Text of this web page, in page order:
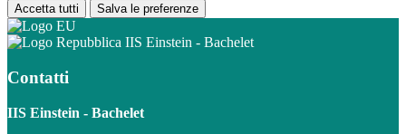
Accetta tutti Salva le preferenze
IIS Einstein - Bachelet
Contatti
IIS Einstein - Bachelet